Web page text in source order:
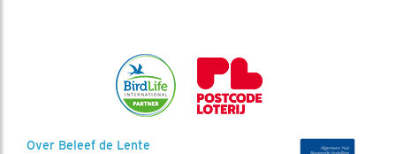
Over Beleef de Lente